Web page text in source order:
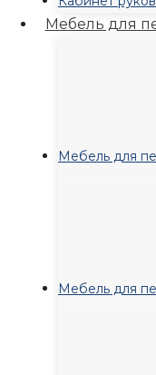
Мебель для
Мебель для
Мебель для